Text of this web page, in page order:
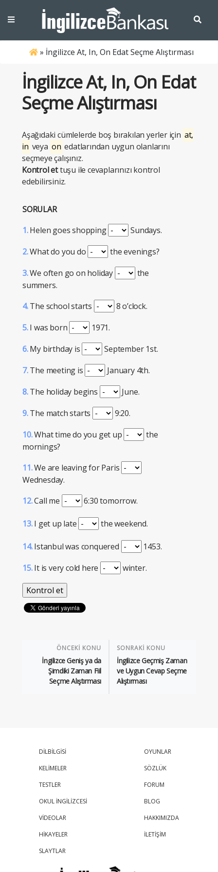
» İngilizce At, In, On Edat Seçme Alıştırması
İngilizce At, In, On Edat
Seçme Alıştırması
Aşağıdaki cümlelerde boş bırakılan yerler için at,
in veya on edatlarından uygun olanlarını
seçmeye çalışınız.
Kontrol ettuşu ile cevaplarınızı kontrol
edebilirsiniz.
SORULAR
1.Helen goes shopping
Sundays.
2.What do you do
the evenings?
3.We often go on holiday
the
summers.
4.The school starts
8 o’clock.
5.I was born
1971.
6.My birthday is
September 1st.
7.The meeting is
January 4th.
8.The holiday begins
June.
9.The match starts
9:20.
10.What time do you get up
the
mornings?
11.We are leaving for Paris
Wednesday.
12.Call me 6:30 tomorrow.
13.I get up late the weekend.
14.Istanbul was conquered
1453.
15.It is very cold here winter.
ÖNCEKİ KONU
İngilizce Geniş ya da
Şimdiki Zaman Fiil
Seçme Alıştırması
SONRAKİ KONU
İngilizce Geçmiş Zaman
ve Uygun Cevap Seçme
Alıştırması
DİLBİLGİSİ
KELİMELER
TESTLER
OKUL İNGİLİZCESİ
VİDEOLAR
HİKAYELER
SLAYTLAR
OYUNLAR
SÖZLÜK
FORUM
BLOG
HAKKIMIZDA
İLETİŞİM